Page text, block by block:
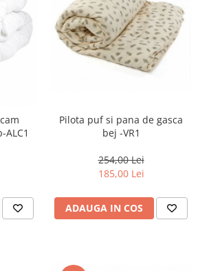
Pilota puf si pana de gasca
bej -VR1
254,00 Lei
185,00 Lei
ADAUGA IN COS